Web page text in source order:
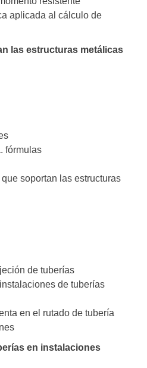
aplicada al cálculo de
las estructuras metálicas
fórmulas
soportan las estructuras
de tuberías
de tuberías
en el rutado de tubería
en instalaciones